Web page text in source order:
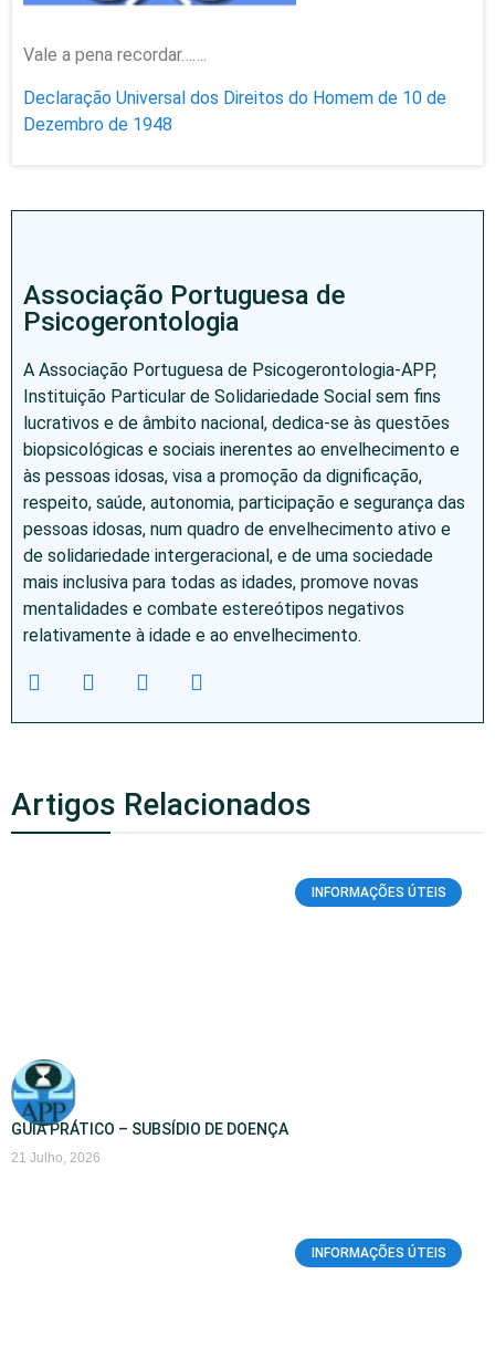
Vale a pena recordar…….
Declaração Universal dos Direitos do Homem de 10 de
Dezembro de 1948
Associação Portuguesa de
Psicogerontologia
A Associação Portuguesa de Psicogerontologia-APP,
Instituição Particular de Solidariedade Social sem fins
lucrativos e de âmbito nacional, dedica-se às questões
biopsicológicas e sociais inerentes ao envelhecimento e
às pessoas idosas, visa a promoção da dignificação,
respeito, saúde, autonomia, participação e segurança das
pessoas idosas, num quadro de envelhecimento ativo e
de solidariedade intergeracional, e de uma sociedade
mais inclusiva para todas as idades, promove novas
mentalidades e combate estereótipos negativos
relativamente à idade e ao envelhecimento.
Artigos Relacionados
INFORMAÇÕES ÚTEIS
GUIA PRÁTICO – SUBSÍDIO DE DOENÇA
21 Julho, 2026
INFORMAÇÕES ÚTEIS